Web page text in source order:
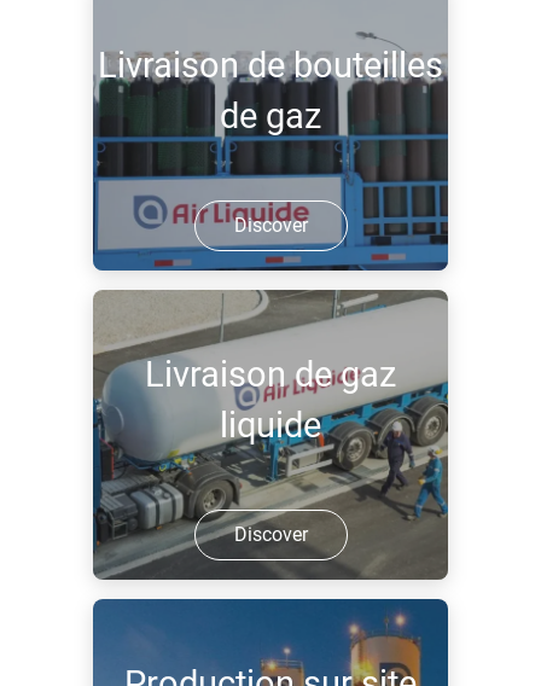
Livraison de bouteilles
de gaz
Discover
Livraison de gaz
liquide
Discover